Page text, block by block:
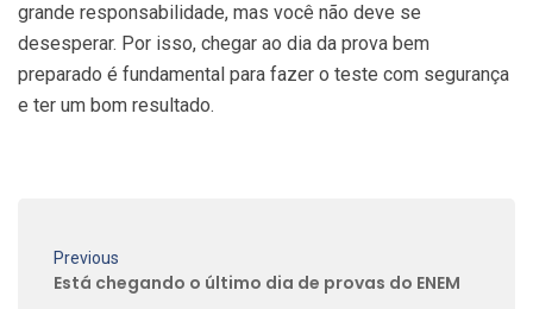
grande responsabilidade, mas você não deve se
desesperar. Por isso, chegar ao dia da prova bem
preparado é fundamental para fazer o teste com segurança
e ter um bom resultado.
Previous
Está chegando o último dia de provas do ENEM